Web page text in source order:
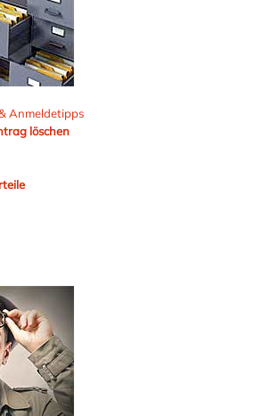
Anmeldetipps
löschen